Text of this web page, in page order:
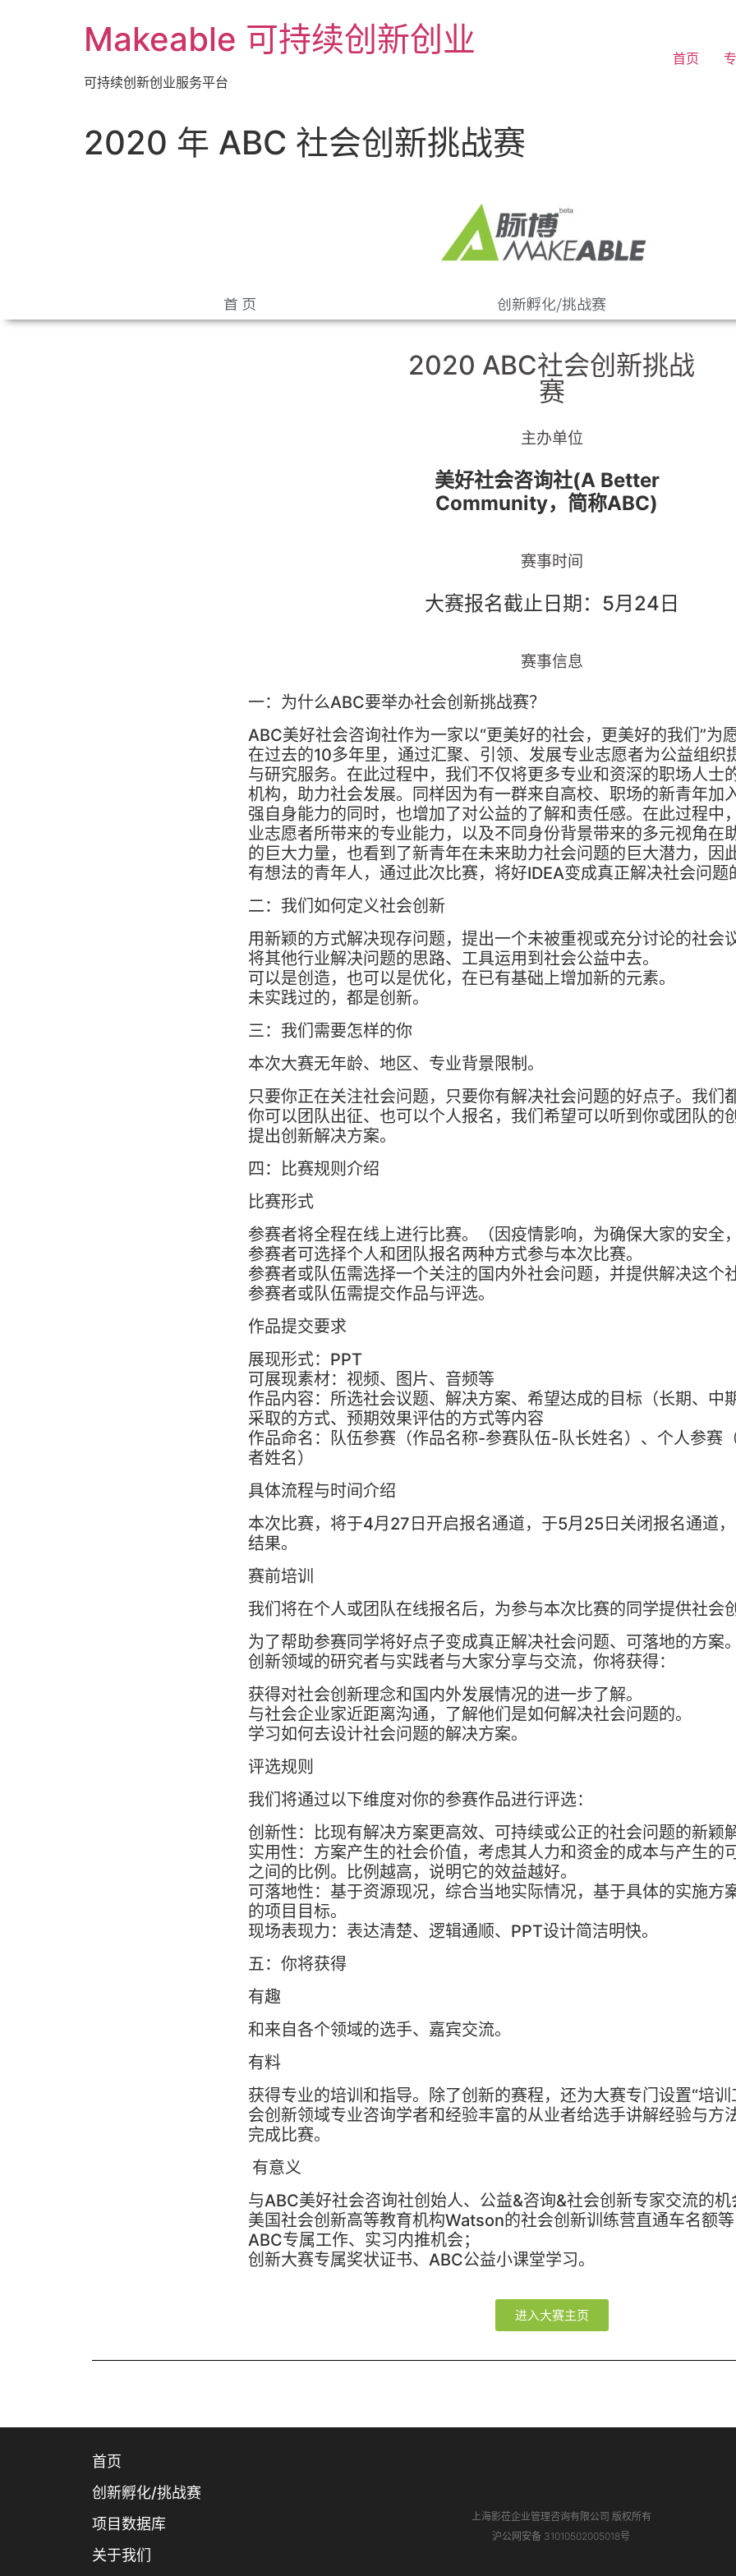
Makeable 可持续创新创业
可持续创新创业服务平台
首页
2020 年 ABC 社会创新挑战赛
首 页 创新孵化/挑战赛
2020 ABC社会创新挑战
赛
主办单位
美好社会咨询社(A Better
Community，简称ABC)
赛事时间
大赛报名截止日期：5月24日
赛事信息
一：为什么ABC要举办社会创新挑战赛？
ABC美好社会咨询社作为一家以“更美好的社会，更美好的我们”为
在过去的10多年里，通过汇聚、引领、发展专业志愿者为公益组织
与研究服务。在此过程中，我们不仅将更多专业和资深的职场人士
机构，助力社会发展。同样因为有一群来自高校、职场的新青年加
强自身能力的同时，也增加了对公益的了解和责任感。在此过程中
业志愿者所带来的专业能力，以及不同身份背景带来的多元视角在
的巨大力量，也看到了新青年在未来助力社会问题的巨大潜力，因
有想法的青年人，通过此次比赛，将好IDEA变成真正解决社会问题
二：我们如何定义社会创新
用新颖的方式解决现存问题，提出一个未被重视或充分讨论的社会议
将其他行业解决问题的思路、工具运用到社会公益中去。
可以是创造，也可以是优化，在已有基础上增加新的元素。
未实践过的，都是创新。
三：我们需要怎样的你
本次大赛无年龄、地区、专业背景限制。
只要你正在关注社会问题，只要你有解决社会问题的好点子。我们
你可以团队出征、也可以个人报名，我们希望可以听到你或团队的
提出创新解决方案。
四：比赛规则介绍
比赛形式
参赛者将全程在线上进行比赛。（因疫情影响，为确保大家的安全
参赛者可选择个人和团队报名两种方式参与本次比赛。
参赛者或队伍需选择一个关注的国内外社会问题，并提供解决这个
参赛者或队伍需提交作品与评选。
作品提交要求
展现形式：PPT
可展现素材：视频、图片、音频等
作品内容：所选社会议题、解决方案、希望达成的目标（长期、中
采取的方式、预期效果评估的方式等内容
作品命名：队伍参赛（作品名称-参赛队伍-队长姓名）、个人参赛
者姓名）
具体流程与时间介绍
本次比赛，将于4月27日开启报名通道，于5月25日关闭报名通道
结果。
赛前培训
我们将在个人或团队在线报名后，为参与本次比赛的同学提供社会
为了帮助参赛同学将好点子变成真正解决社会问题、可落地的方案
创新领域的研究者与实践者与大家分享与交流，你将获得：
获得对社会创新理念和国内外发展情况的进一步了解。
与社会企业家近距离沟通，了解他们是如何解决社会问题的。
学习如何去设计社会问题的解决方案。
评选规则
我们将通过以下维度对你的参赛作品进行评
创新性：比现有解决方案更高效、可持续或公正的社会问题的新颖
实用性：方案产生的社会价值，考虑其人力和资金的成本与产生的
之间的比例。比例越高，说明它的效益越好。
可落地性：基于资源现况，综合当地实际情况，基于具体的实施方
的项目目标。
现场表现力：表达清楚、逻辑通顺、PPT设计简洁明快。
五：你将获得
有趣
和来自各个领域的选手、嘉宾交流。
有料
获得专业的培训和指导。除了创新的赛程，还为大赛专门设置“培训
会创新领域专业咨询学者和经验丰富的从业者给选手讲解经验与方
完成比赛。
有意义
与ABC美好社会咨询社创始人、公益&咨询&社会创新专家交流的机
美国社会创新高等教育机构Watson的社会创新训练营直通车名额等
ABC专属工作、实习内推机会；
创新大赛专属奖状证书、ABC公益小课堂学习。
进入大赛主页
首页
创新孵化/挑战赛
项目数据库
关于我们
上海影莅企业管理咨询有限公司 版权所有
沪公网安备 31010502005018号